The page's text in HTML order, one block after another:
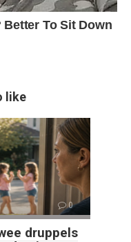
like
0
druppels